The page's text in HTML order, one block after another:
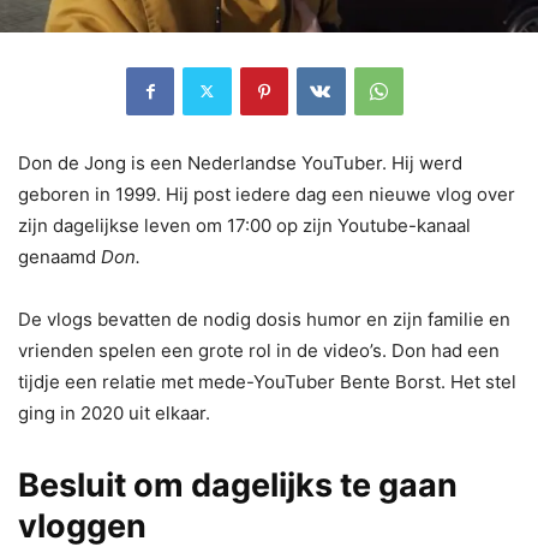
Don de Jong is een Nederlandse YouTuber. Hij werd
geboren in 1999. Hij post iedere dag een nieuwe vlog over
zijn dagelijkse leven om 17:00 op zijn Youtube-kanaal
genaamd Don.
De vlogs bevatten de nodig dosis humor en zijn familie en
vrienden spelen een grote rol in de video’s. Don had een
tijdje een relatie met mede-YouTuber Bente Borst. Het stel
ging in 2020 uit elkaar.
Besluit om dagelijks te gaan
vloggen